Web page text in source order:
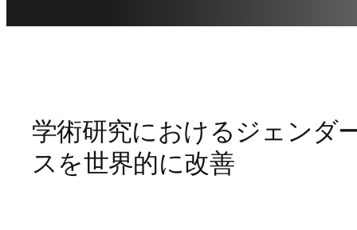
学術研究におけるジェンダ
スを世界的に改善